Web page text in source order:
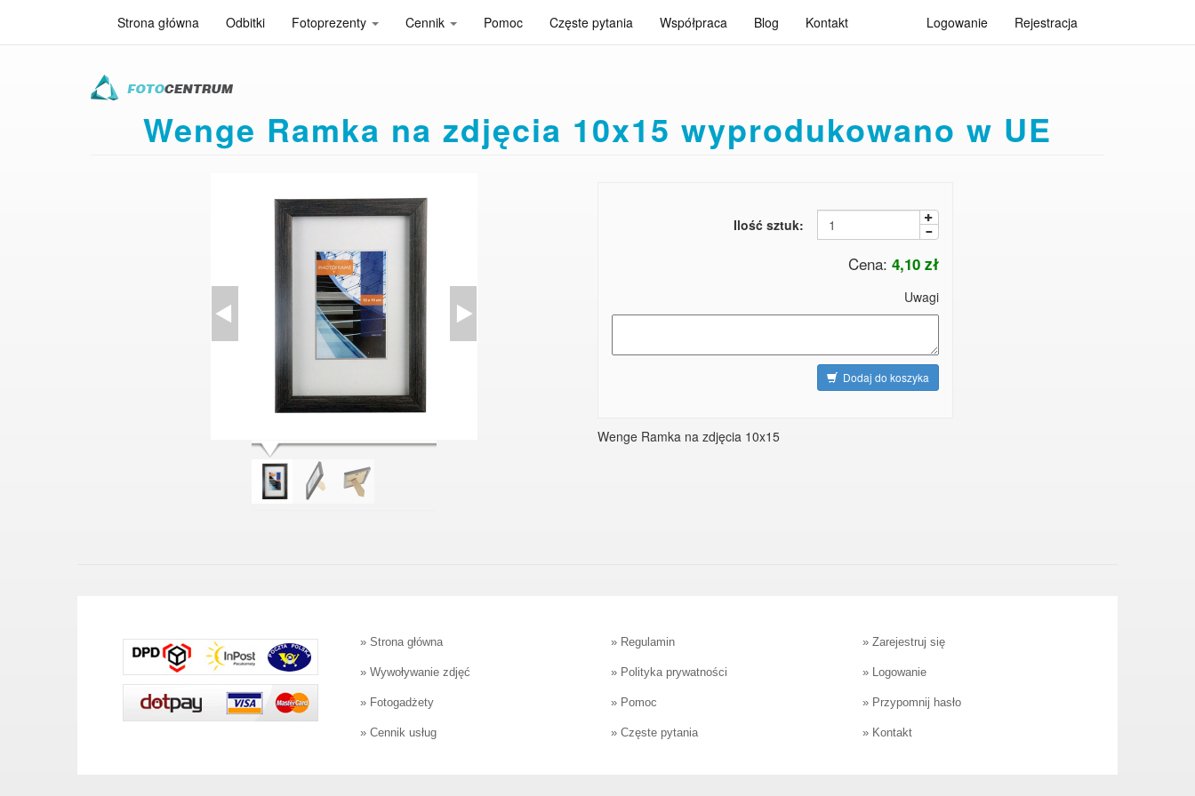
Strona główna Odbitki Fotoprezenty Cennik Pomoc Częste pytania Współpraca Blog Kontakt Logowanie Rejestracja
Wenge Ramka na zdjęcia 10x15 wyprodukowano w UE
Ilość sztuk:
Cena: 4,10 zł
Uwagi
Dodaj do koszyka
Wenge Ramka na zdjęcia 10x15
» Strona główna
» Wywoływanie zdjęć
» Fotogadżety
» Cennik usług
» Regulamin
» Polityka prywatności
» Pomoc
» Częste pytania
» Zarejestruj się
» Logowanie
» Przypomnij hasło
» Kontakt